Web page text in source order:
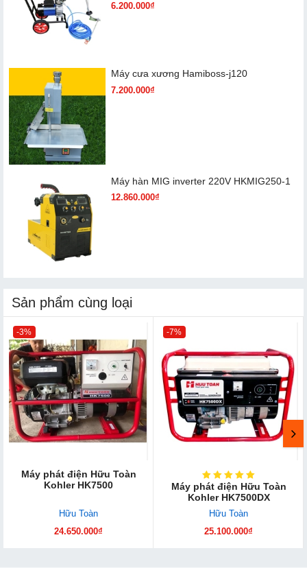
6.200.000₫
Máy cưa xương Hamiboss-j120
7.200.000₫
Máy hàn MIG inverter 220V HKMIG250-1
12.860.000₫
Sản phẩm cùng loại
-3%
Máy phát điện Hữu Toàn
Kohler HK7500
Hữu Toàn
24.650.000₫
-7%
Máy phát điện Hữu Toàn
Kohler HK7500DX
Hữu Toàn
25.100.000₫